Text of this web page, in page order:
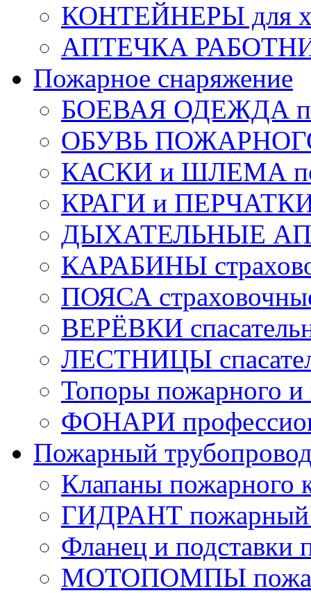
КОНТЕЙНЕРЫ для
АПТЕЧКА
Пожарное снаряжение
БОЕВАЯ ОДЕЖДА
ОБУВЬ
КАСКИ и ШЛЕМА
КРАГИ и ПЕРЧАТКИ
ДЫХАТЕЛЬНЫЕ
КАРАБИНЫ
ПОЯСА
ВЕРЁВКИ
ЛЕСТНИЦЫ
Топоры пожарного и
ФОНАРИ
Пожарный
Клапаны пожарного
ГИДРАНТ пожарный
Фланец и подставки
МОТОПОМПЫ